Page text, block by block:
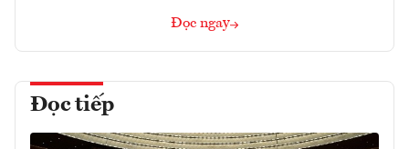
Đọc ngay
Đọc tiếp